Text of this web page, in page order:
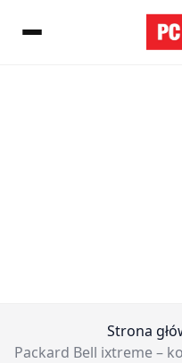
Strona
Packard Bell ixtreme –